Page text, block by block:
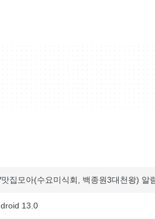
집모아(수요미식회, 백종원3대천왕) 알
13.0